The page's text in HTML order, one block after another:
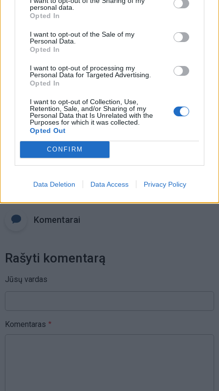
personal data.
Opted In
I want to opt-out of the Sale of my
Personal Data.
Opted In
I want to opt-out of processing my
Personal Data for Targeted Advertising.
Opted In
I want to opt-out of Collection, Use,
Retention, Sale, and/or Sharing of my
Personal Data that Is Unrelated with the
Purposes for which it was collected.
Opted Out
CONFIRM
Data Deletion Data Access Privacy Policy
ženklų: gali būti lengviau nutraukti
Padegėjas į kiemą tyliai įsliūkino
ingredientą
Komentarai
Rašyti komentarą
Jūsų vardas
Komentaras